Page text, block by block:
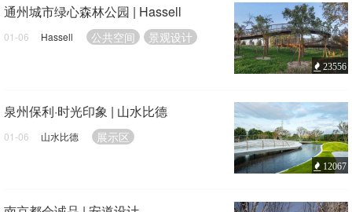
通州城市绿心森林公园 | Hassell
01-06 Hassell 公共空间 景观设计
23556
泉州保利·时光印象 | 山水比德
01-06 山水比德 展示区
12067